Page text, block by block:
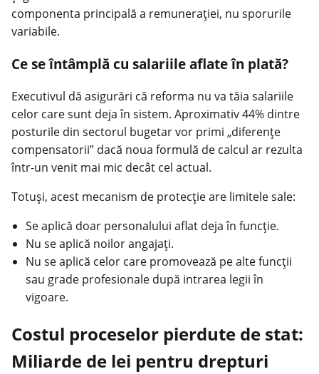
componenta principală a remunerației, nu sporurile
variabile.
Ce se întâmplă cu salariile aflate în plată?
Executivul dă asigurări că reforma nu va tăia salariile
celor care sunt deja în sistem. Aproximativ 44% dintre
posturile din sectorul bugetar vor primi „diferențe
compensatorii” dacă noua formulă de calcul ar rezulta
într-un venit mai mic decât cel actual.
Totuși, acest mecanism de protecție are limitele sale:
Se aplică doar personalului aflat deja în funcție.
Nu se aplică noilor angajați.
Nu se aplică celor care promovează pe alte funcții
sau grade profesionale după intrarea legii în
vigoare.
Costul proceselor pierdute de stat:
Miliarde de lei pentru drepturi